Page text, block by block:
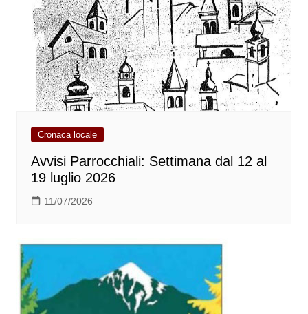
Cronaca locale
Avvisi Parrocchiali: Settimana dal 12 al
19 luglio 2026
11/07/2026